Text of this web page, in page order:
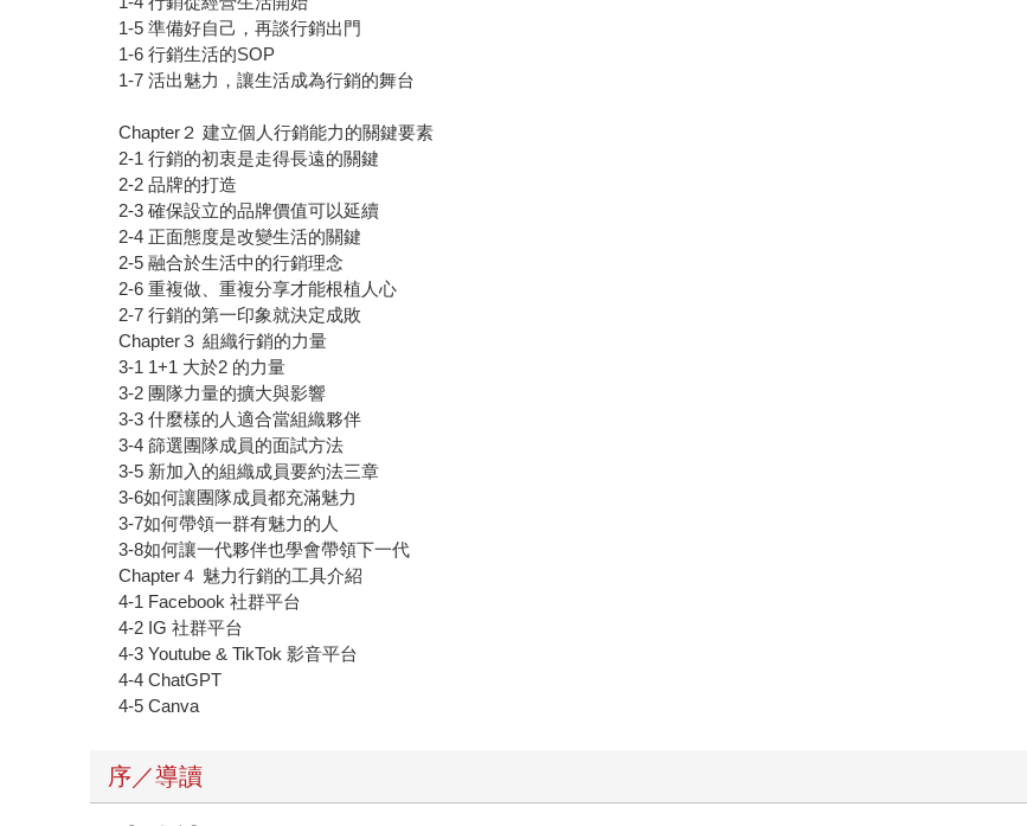
1-5 準備好自己，再談行銷出門
1-6 行銷生活的SOP
1-7 活出魅力，讓生活成為行銷的舞台
Chapter２ 建立個人行銷能力的關鍵要素
2-1 行銷的初衷是走得長遠的關鍵
2-2 品牌的打造
2-3 確保設立的品牌價值可以延續
2-4 正面態度是改變生活的關鍵
2-5 融合於生活中的行銷理念
2-6 重複做、重複分享才能根植人心
2-7 行銷的第一印象就決定成敗
Chapter３ 組織行銷的力量
3-1 1+1 大於2 的力量
3-2 團隊力量的擴大與影響
3-3 什麼樣的人適合當組織夥伴
3-4 篩選團隊成員的面試方法
3-5 新加入的組織成員要約法三章
3-6如何讓團隊成員都充滿魅力
3-7如何帶領一群有魅力的人
3-8如何讓一代夥伴也學會帶領下一代
Chapter４ 魅力行銷的工具介紹
4-1 Facebook 社群平台
4-2 IG 社群平台
4-3 Youtube & TikTok 影音平台
4-4 ChatGPT
4-5 Canva
序／導讀